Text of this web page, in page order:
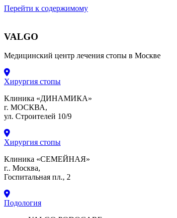
Перейти к содержимому
VALGO
Медицинский центр лечения стопы в Москве
Хирургия стопы
Клиника «ДИНАМИКА»
г. МОСКВА,
ул. Строителей 10/9
Хирургия стопы
Клиника «СЕМЕЙНАЯ»
г.. Москва,
Госпитальная пл., 2
Подология